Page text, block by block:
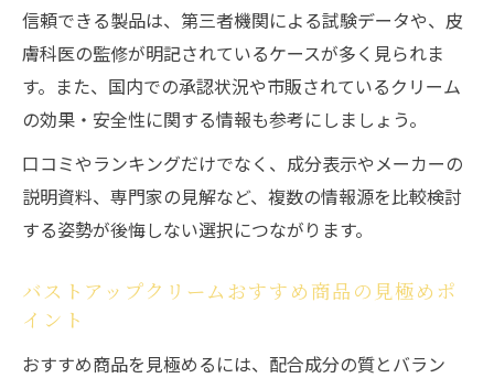
信頼できる製品は、第三者機関による試験データや、皮
膚科医の監修が明記されているケースが多く見られま
す。また、国内での承認状況や市販されているクリーム
の効果・安全性に関する情報も参考にしましょう。
口コミやランキングだけでなく、成分表示やメーカーの
説明資料、専門家の見解など、複数の情報源を比較検討
する姿勢が後悔しない選択につながります。
バストアップクリームおすすめ商品の見極めポ
イント
おすすめ商品を見極めるには、配合成分の質とバラン